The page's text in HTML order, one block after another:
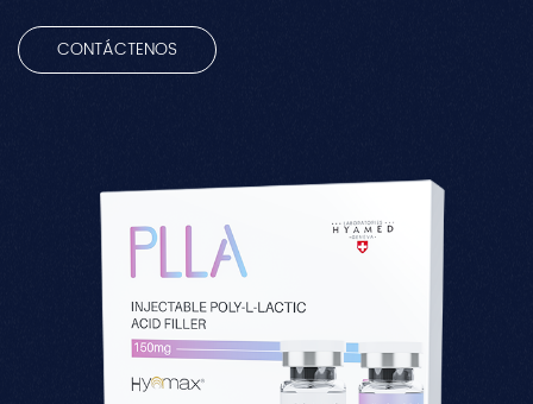
CONTÁCTENOS